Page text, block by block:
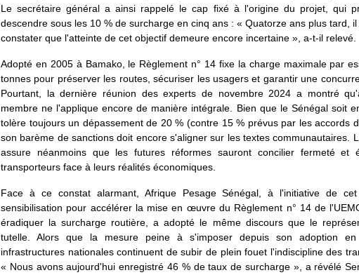
Le secrétaire général a ainsi rappelé le cap fixé à l'origine du projet, qui
descendre sous les 10 % de surcharge en cinq ans : « Quatorze ans plus tard,
constater que l'atteinte de cet objectif demeure encore incertaine », a-t-il relevé.
Adopté en 2005 à Bamako, le Règlement n° 14 fixe la charge maximale par
tonnes pour préserver les routes, sécuriser les usagers et garantir une
Pourtant, la dernière réunion des experts de novembre 2024 a montré
membre ne l'applique encore de manière intégrale. Bien que le Sénégal soit
tolère toujours un dépassement de 20 % (contre 15 % prévus par les accords
son barème de sanctions doit encore s'aligner sur les textes communautaires.
assure néanmoins que les futures réformes sauront concilier fermeté et
transporteurs face à leurs réalités économiques.
Face à ce constat alarmant, Afrique Pesage Sénégal, à l'initiative de
sensibilisation pour accélérer la mise en œuvre du Règlement n° 14 de
éradiquer la surcharge routière, a adopté le même discours que le
tutelle. Alors que la mesure peine à s'imposer depuis son adoption
infrastructures nationales continuent de subir de plein fouet l'indiscipline des
« Nous avons aujourd'hui enregistré 46 % de taux de surcharge », a révélé